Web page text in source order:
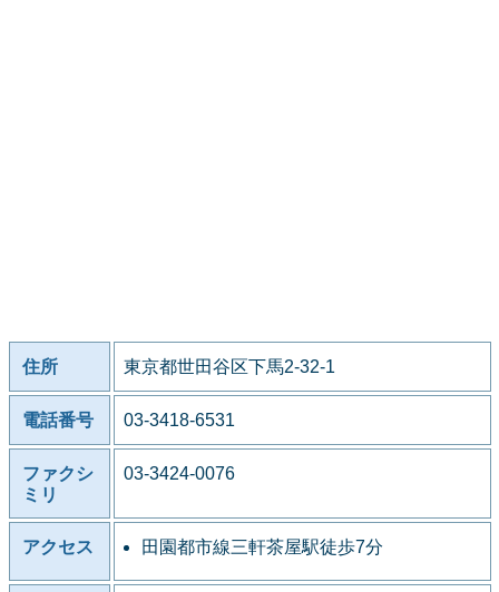
住所 東京都世田谷区下馬2-32-1
電話番号 03-3418-6531
ファクシ
ミリ
03-3424-0076
アクセス 田園都市線三軒茶屋駅徒歩7分